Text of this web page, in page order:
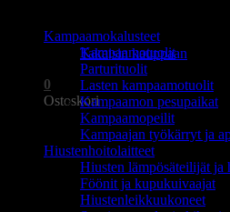
Takaisin kauppaan
0
Ostoskori
Ostoskori on tyhjä.
Kampaamokalusteet
Kampaamotuolit
Parturituolit
Lasten kampaamotuolit
Kampaamon pesupaikat
Kampaamopeilit
Kampaajan työkärryt ja
Hiustenhoitolaitteet
Hiusten lämpösäteilijät ja
Föönit ja kupukuivaajat
Hiustenleikkuukoneet